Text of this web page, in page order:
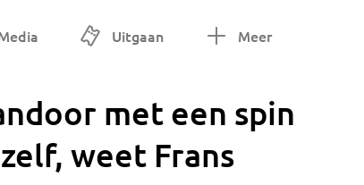
Uitgaan Meer
met een spin
weet Frans